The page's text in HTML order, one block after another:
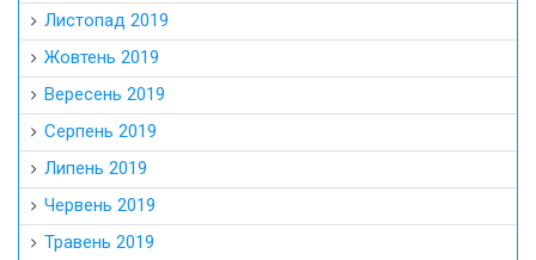
Листопад 2019
Жовтень 2019
Вересень 2019
Серпень 2019
Липень 2019
Червень 2019
Травень 2019